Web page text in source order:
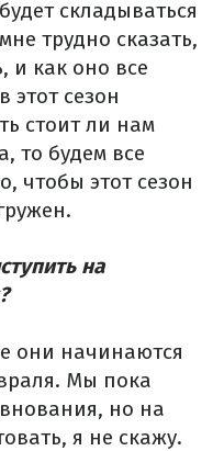
складываться
трудно сказать,
и как оно все
сезон
стоит ли нам
то будем все
чтобы этот сезон
на
они начинаются
Мы пока
но на
я не скажу.